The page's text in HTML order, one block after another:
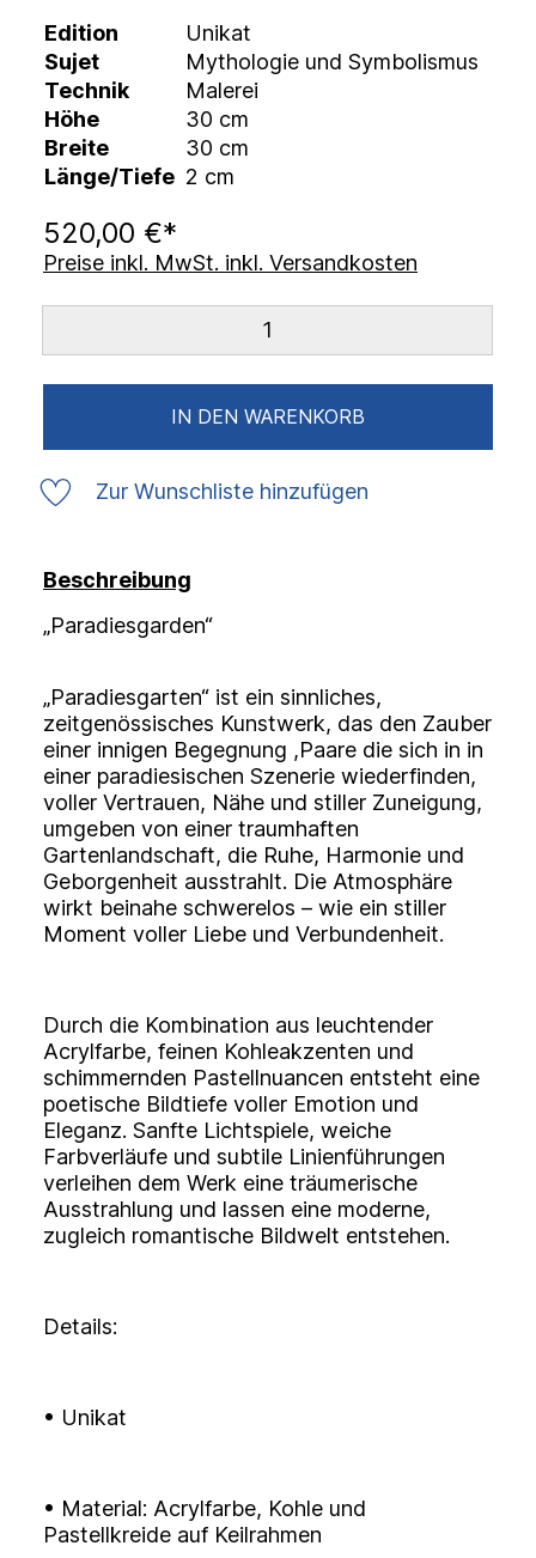
Edition
Unikat
Sujet
Mythologie und Symbolismus
Technik
Malerei
Höhe
30 cm
Breite
30 cm
Länge/Tiefe 2 cm
520,00 €*
Preise inkl. MwSt. inkl. Versandkosten
IN DEN WARENKORB
Zur Wunschliste hinzufügen
Beschreibung
„Paradiesgarden“
„Paradiesgarten“ ist ein sinnliches,
zeitgenössisches Kunstwerk, das den Zauber
einer innigen Begegnung ,Paare die sich in in
einer paradiesischen Szenerie wiederfinden,
voller Vertrauen, Nähe und stiller Zuneigung,
umgeben von einer traumhaften
Gartenlandschaft, die Ruhe, Harmonie und
Geborgenheit ausstrahlt. Die Atmosphäre
wirkt beinahe schwerelos – wie ein stiller
Moment voller Liebe und Verbundenheit.
Durch die Kombination aus leuchtender
Acrylfarbe, feinen Kohleakzenten und
schimmernden Pastellnuancen entsteht eine
poetische Bildtiefe voller Emotion und
Eleganz. Sanfte Lichtspiele, weiche
Farbverläufe und subtile Linienführungen
verleihen dem Werk eine träumerische
Ausstrahlung und lassen eine moderne,
zugleich romantische Bildwelt entstehen.
Details:
• Unikat
• Material: Acrylfarbe, Kohle und
Pastellkreide auf Keilrahmen